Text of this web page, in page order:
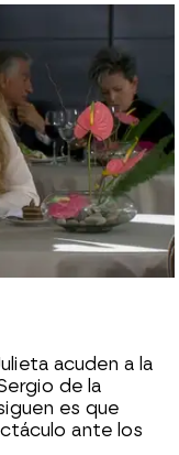
acuden a la
de la
es que
ante los